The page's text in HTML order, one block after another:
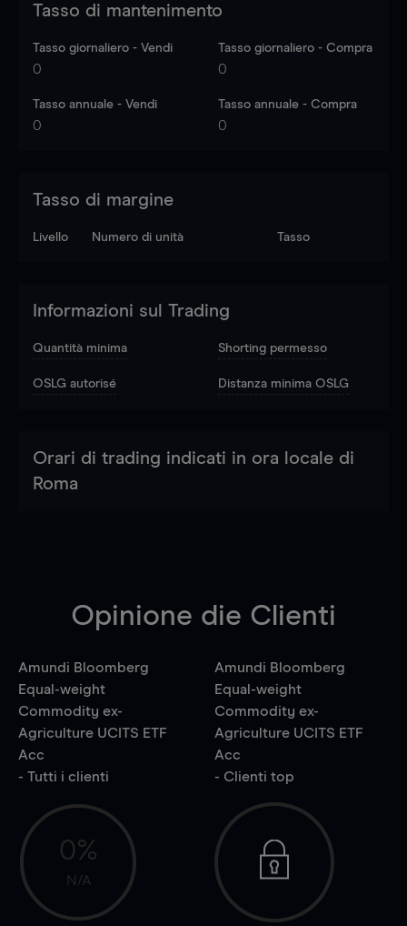
Tasso di mantenimento
Tasso giornaliero - Vendi
0
Tasso giornaliero - Compra
0
Tasso annuale - Vendi
0
Tasso annuale - Compra
0
Tasso di margine
Livello Numero di unità Tasso
Informazioni sul Trading
Quantità minima Shorting permesso
OSLG autorisé Distanza minima OSLG
Orari di trading indicati in ora locale di
Roma
Opinione die Clienti
Amundi Bloomberg
Equal-weight
Commodity ex-
Agriculture UCITS ETF
Acc
- Tutti i clienti
0%
N/A
Amundi Bloomberg
Equal-weight
Commodity ex-
Agriculture UCITS ETF
Acc
- Clienti top